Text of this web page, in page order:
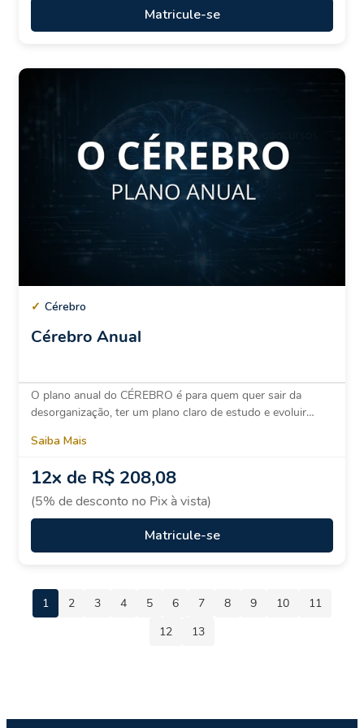
Matricule-se
✓ Cérebro
Cérebro Anual
O plano anual do CÉREBRO é para quem quer sair da
desorganização, ter um plano claro de estudo e evoluir…
Saiba Mais
12x de R$ 208,08
(5% de desconto no Pix à vista)
Matricule-se
1 2 3 4 5 6 7 8 9 10
11
12
13